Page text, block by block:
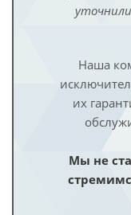
Наша
их
Мы не